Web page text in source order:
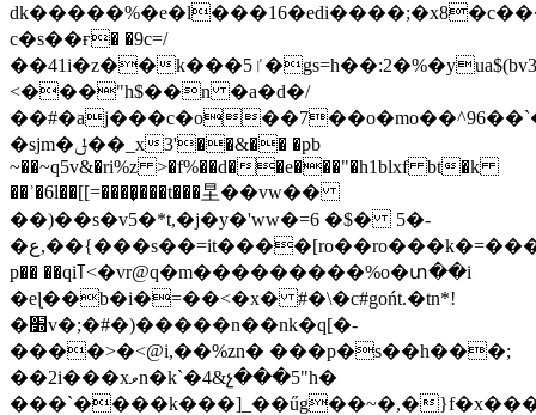
c�s��ғ� �9c=/
��41i�z��k���ٵ5�gs=h��:2�%�yua$(bv3r�c���ig�&��r���:����rs_g&�ih@����&8a>#at~z���jl%˩��p�p�
<���"h$��n �a�d�/
��#�aj���c�o��7
�sjm�ݪ��_x3'��&�� �pb
~��~q5v&�ri%z >�f%��d��e���"�h1blxf bt�k
��ʾ�6l��[[=����̟���t���圼��vw��
��)��s�v5�*t,�j�y�'ww�=6 �$� 5�-
�ﻉ,��{���s��=it����[ro��ro���k�=����j��҈���e�(�7�,_��p���
p�� ��qiߠ<�vr@q�m���������%o�տ��i
�eɭ��b�i�=��<�x� #�\�c#gońt.�tn*!
�׽v�;�#�)�����n��nk�q[�-
����>�<@i,��%zn� ���p�s��h���;
��2i���xވn�k`�4&չ���5"h�
���`����k���]_��űg��~�,�